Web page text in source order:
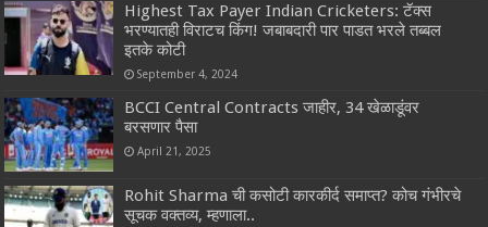
Highest Tax Payer Indian Cricketers: टॅक्स
भरण्यातही विराटच किंग! जबाबदारी पार पाडत भरले तब्बल
इतके कोटी
September 4, 2024
BCCI Central Contracts जाहीर, 34 खेळाडूंवर
बरसणार पैसा
April 21, 2025
Rohit Sharma ची कसोटी कारकीर्द समाप्त? कोच गंभीरचे
सूचक वक्तव्य, म्हणाला..